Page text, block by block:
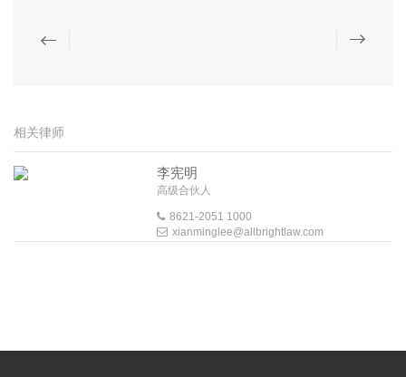
相关律师
李宪明
高级合伙人
8621-2051 1000
xianminglee@allbrightlaw.com